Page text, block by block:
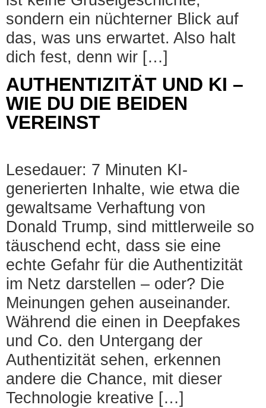
sondern ein nüchterner Blick auf
das, was uns erwartet. Also halt
dich fest, denn wir […]
AUTHENTIZITÄT UND KI –
WIE DU DIE BEIDEN
VEREINST
Lesedauer: 7 Minuten KI-
generierten Inhalte, wie etwa die
gewaltsame Verhaftung von
Donald Trump, sind mittlerweile so
täuschend echt, dass sie eine
echte Gefahr für die Authentizität
im Netz darstellen – oder? Die
Meinungen gehen auseinander.
Während die einen in Deepfakes
und Co. den Untergang der
Authentizität sehen, erkennen
andere die Chance, mit dieser
Technologie kreative […]